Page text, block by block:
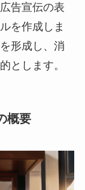
告宣伝の表
を作成しま
形成し、消
とします。
概要